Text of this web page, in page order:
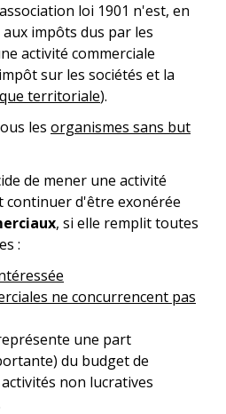
loi 1901 n'est, en
impôts dus par les
activité commerciale
sur les sociétés et la
territoriale).
les organismes sans but
de mener une activité
continuer d'être exonérée
, si elle remplit toutes
:
ne concurrencent pas
une part
du budget de
non lucratives